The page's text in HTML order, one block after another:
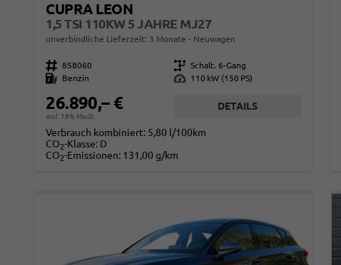
CUPRA LEON
1,5 TSI 110KW 5 JAHRE MJ27
unverbindliche Lieferzeit: 3 Monate Neuwagen
Fahrzeugnr. 858060 Getriebe Schalt. 6-Gang
Kraftstoff
Benzin Leistung 110 kW (150 PS)
26.890,– €
incl. 19% MwSt.
DETAILS
Verbrauch kombiniert: 5,80 l/100km
CO2-Klasse: D
CO2-Emissionen: 131,00 g/km